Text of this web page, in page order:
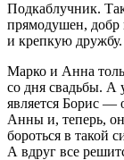
Подкаблучник.
прямодушен, добр
и крепкую дружбу.
Марко и Анна
со дня свадьбы. А
является Борис
Анны и, теперь,
бороться в такой
А вдруг все